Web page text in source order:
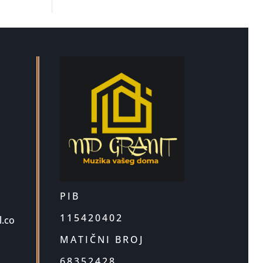
PIB
115420402
MATIČNI BROJ